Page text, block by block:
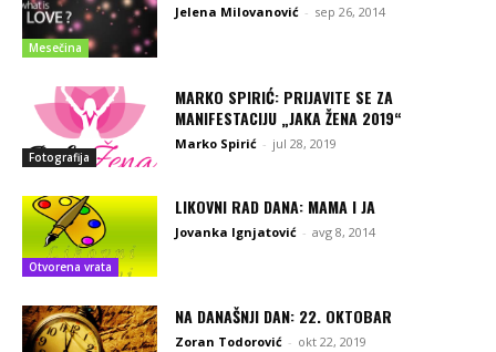
Mesečina
Jelena Milovanović - sep 26, 2014
Fotografija
MARKO SPIRIĆ: PRIJAVITE SE ZA
MANIFESTACIJU „JAKA ŽENA 2019“
Marko Spirić - jul 28, 2019
Otvorena vrata
LIKOVNI RAD DANA: MAMA I JA
Jovanka Ignjatović - avg 8, 2014
NA DANAŠNJI DAN: 22. OKTOBAR
Zoran Todorović - okt 22, 2019